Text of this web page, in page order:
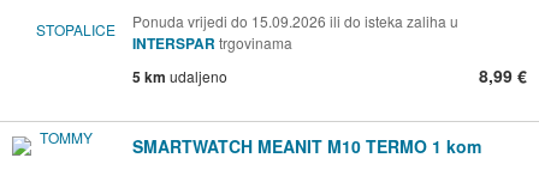
Ponuda vrijedi do 15.09.2026 ili do isteka zaliha u
INTERSPAR trgovinama
5 km udaljeno 8,99 €
SMARTWATCH MEANIT M10 TERMO 1 kom